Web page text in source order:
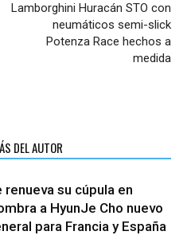
Lamborghini Huracán STO con
neumáticos semi-slick
Potenza Race hechos a
medida
DEL AUTOR
su cúpula en
a HyunJe Cho nuevo
para Francia y España